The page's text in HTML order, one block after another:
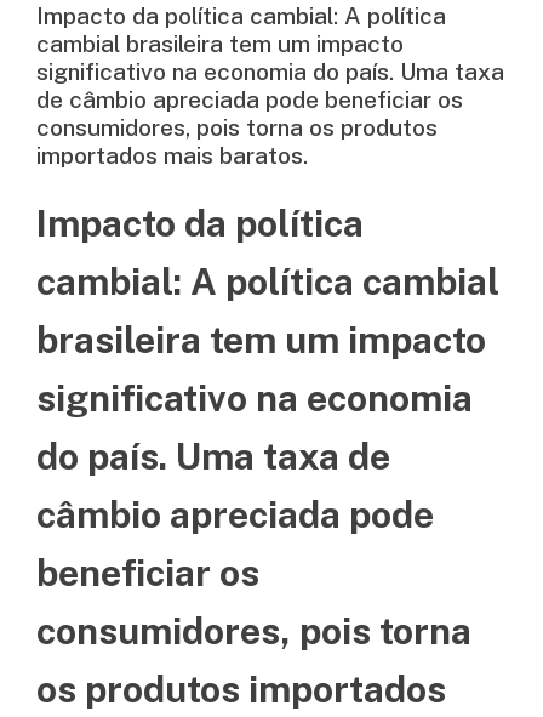
Impacto da política cambial: A política
cambial brasileira tem um impacto
significativo na economia do país. Uma taxa
de câmbio apreciada pode beneficiar os
consumidores, pois torna os produtos
importados mais baratos.
Impacto da política
cambial: A política cambial
brasileira tem um impacto
significativo na economia
do país. Uma taxa de
câmbio apreciada pode
beneficiar os
consumidores, pois torna
os produtos importados